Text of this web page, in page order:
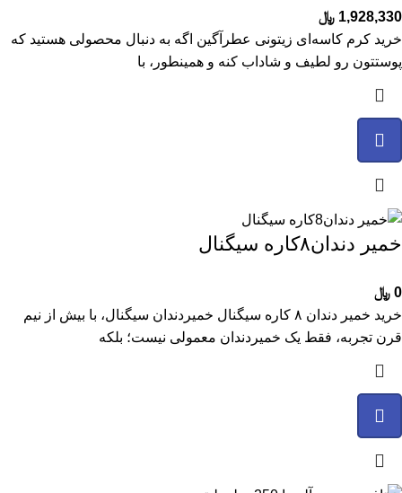
1,928,330 ﷼
خرید کرم کاسه‌ای زیتونی عطرآگین اگه به دنبال محصولی هستید که
پوستتون رو لطیف و شاداب کنه و همینطور، با
خمیر دندان۸کاره سیگنال
0 ﷼
خرید خمیر دندان ۸ کاره سیگنال خمیردندان سیگنال، با بیش از نیم
قرن تجربه، فقط یک خمیردندان معمولی نیست؛ بلکه